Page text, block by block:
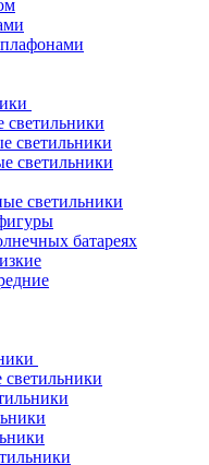
светильники
светильники
светильники
батареях